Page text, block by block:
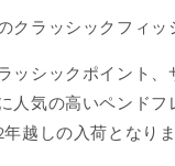
クラッシックフィッ
ッシックポイント、
人気の高いペンドフ
越しの入荷となりま